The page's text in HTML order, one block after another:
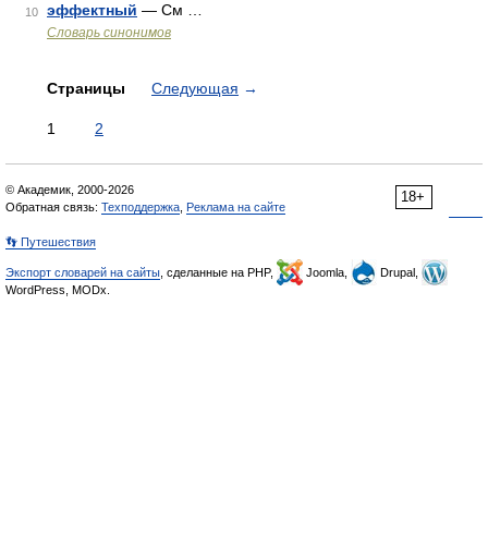
10 эффектный — См …
Словарь синонимов
Страницы Следующая →
1 2
18+
© Академик, 2000-2026
Обратная связь: Техподдержка Реклама на сайте
👣 Путешествия
Экспорт словарей на сайты , сделанные на PHP, Joomla,
Drupal,
WordPress, MODx.